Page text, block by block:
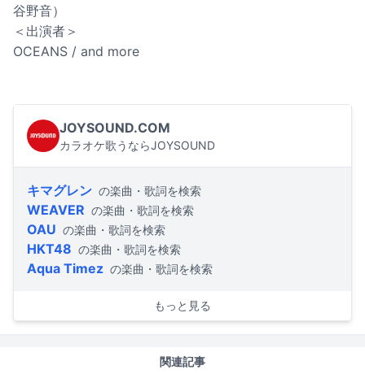
谷野音）
＜出演者＞
OCEANS / and more
JOYSOUND.COM
カラオケ歌うならJOYSOUND
キマグレン の楽曲・歌詞を検索
WEAVER の楽曲・歌詞を検索
OAU の楽曲・歌詞を検索
HKT48 の楽曲・歌詞を検索
Aqua Timez の楽曲・歌詞を検索
もっと見る
関連記事